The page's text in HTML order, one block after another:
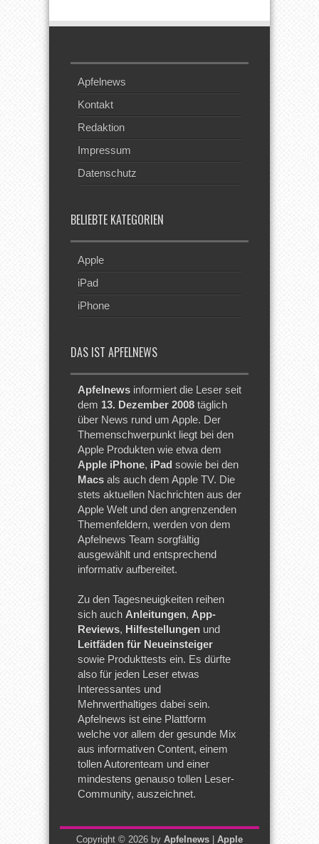
Apfelnews
Kontakt
Redaktion
Impressum
Datenschutz
BELIEBTE KATEGORIEN
Apple
iPad
iPhone
DAS IST APFELNEWS
Apfelnews informiert die Leser seit
dem 13. Dezember 2008 täglich
über News rund um Apple. Der
Themenschwerpunkt liegt bei den
Apple Produkten wie etwa dem
Apple iPhone, iPad sowie bei den
Macs als auch dem Apple TV. Die
stets aktuellen Nachrichten aus der
Apple Welt und den angrenzenden
Themenfeldern, werden von dem
Apfelnews Team sorgfältig
ausgewählt und entsprechend
informativ aufbereitet.
Zu den Tagesneuigkeiten reihen
sich auch Anleitungen, App-
Reviews, Hilfestellungen und
Leitfäden für Neueinsteiger
sowie Produkttests ein. Es dürfte
also für jeden Leser etwas
Interessantes und
Mehrwerthaltiges dabei sein.
Apfelnews ist eine Plattform
welche vor allem der gesunde Mix
aus informativen Content, einem
tollen Autorenteam und einer
mindestens genauso tollen Leser-
Community, auszeichnet.
Copyright © 2026 by Apfelnews | Apple